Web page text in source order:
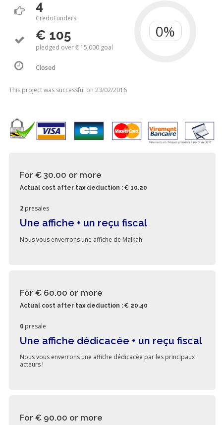
4
CredoFunders
€ 105
pledged over € 15,000 goal
Closed
This project was successful on 23/02/2016
For € 30.00 or more
Actual cost after tax deduction : € 10.20
2 presales
Une affiche + un reçu fiscal
Nous vous enverrons une affiche de Malkah
For € 60.00 or more
Actual cost after tax deduction : € 20.40
0 presale
Une affiche dédicacée + un reçu fiscal
Nous vous enverrons une affiche dédicacée par les principaux
acteurs !
For € 90.00 or more